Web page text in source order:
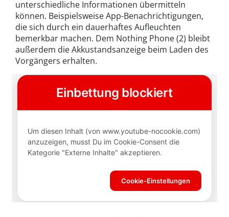
unterschiedliche Informationen übermitteln
können. Beispielsweise App-Benachrichtigungen,
die sich durch ein dauerhaftes Aufleuchten
bemerkbar machen. Dem Nothing Phone (2) bleibt
außerdem die Akkustandsanzeige beim Laden des
Vorgängers erhalten.